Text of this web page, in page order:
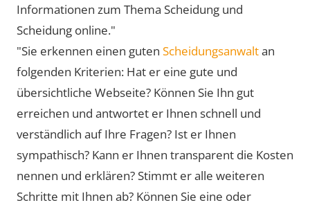
Informationen zum Thema Scheidung und
Scheidung online."
"Sie erkennen einen guten Scheidungsanwaltan
folgenden Kriterien: Hat er eine gute und
übersichtliche Webseite? Können Sie Ihn gut
erreichen und antwortet er Ihnen schnell und
verständlich auf Ihre Fragen? Ist er Ihnen
sympathisch? Kann er Ihnen transparent die Kosten
nennen und erklären? Stimmt er alle weiteren
Schritte mit Ihnen ab? Können Sie eine oder